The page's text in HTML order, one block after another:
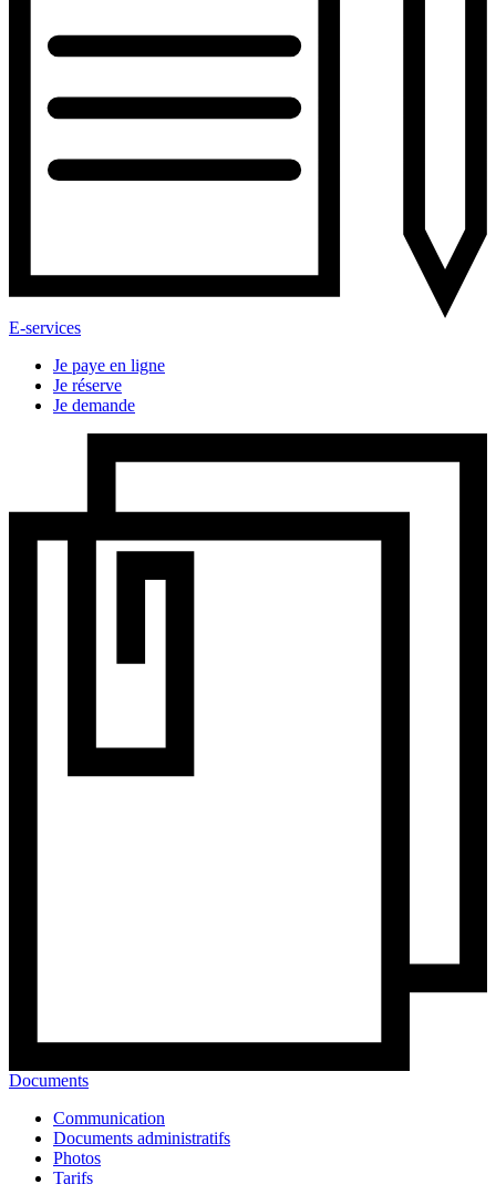
E-services
Je paye en ligne
Je réserve
Je demande
Documents
Communication
Documents administratifs
Photos
Tarifs